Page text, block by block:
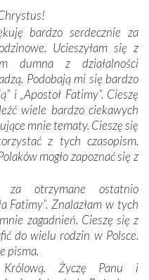
wszystkie nacje, które
osobę, która zawierza
wierności Bogu i
Trudne momenty w
przypominają o
o własną duszę i o łaskę
pomyślność –
Odstępstwo owocuje
uniwersalne prawdy
opowieści
monarchach i wodzach,
losach grzesznych
Fatimy reprezentanci
Najmłodszy uczestnik
bardzo serdecznie za
Ucieszyłam się z
dumna z działalności
Podobają mi się bardzo
i „Apostoł Fatimy”. Cieszę
wiele bardzo ciekawych
mnie tematy. Cieszę się
z tych czasopism.
mogło zapoznać się z
za otrzymane ostatnio
Fatimy”. Znalazłam w tych
zagadnień. Cieszę się z
do wielu rodzin w Polsce.
pisma.
Królową. Życzę Panu i